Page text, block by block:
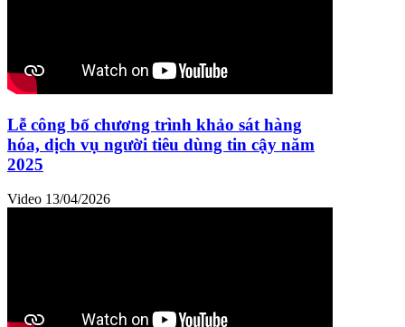
Lễ công bố chương trình khảo sát hàng
hóa, dịch vụ người tiêu dùng tin cậy năm
2025
Video 13/04/2026